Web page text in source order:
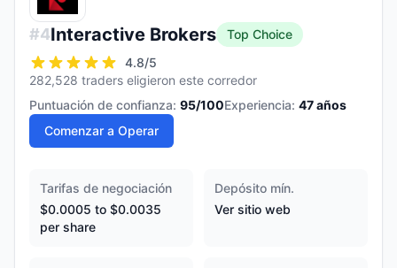
#4Interactive Brokers
Top Choice
4.8/5
282,528 traders eligieron este corredor
Puntuación de confianza: 95/100Experiencia: 47años
Comenzar a Operar
Tarifas de negociación
$0.0005 to $0.0035
per share
Depósito mín.
Ver sitio web